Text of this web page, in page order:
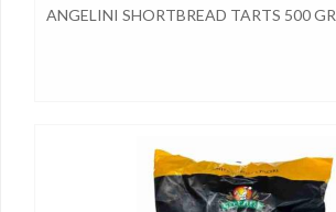
ANGELINI SHORTBREAD TARTS 500 GR